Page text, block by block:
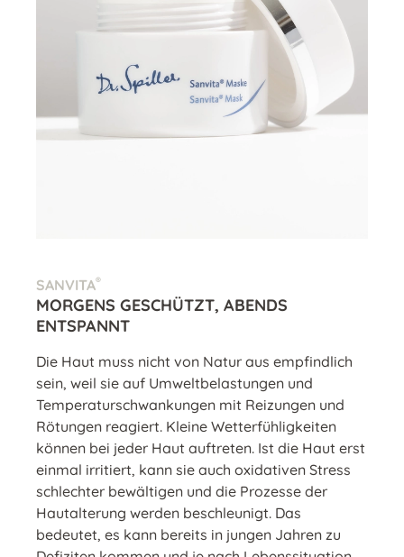
SANVITA®
MORGENS GESCHÜTZT, ABENDS
ENTSPANNT
Die Haut muss nicht von Natur aus empfindlich
sein, weil sie auf Umweltbelastungen und
Temperaturschwankungen mit Reizungen und
Rötungen reagiert. Kleine Wetterfühligkeiten
können bei jeder Haut auftreten. Ist die Haut erst
einmal irritiert, kann sie auch oxidativen Stress
schlechter bewältigen und die Prozesse der
Hautalterung werden beschleunigt. Das
bedeutet, es kann bereits in jungen Jahren zu